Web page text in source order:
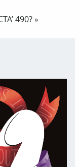
490?»